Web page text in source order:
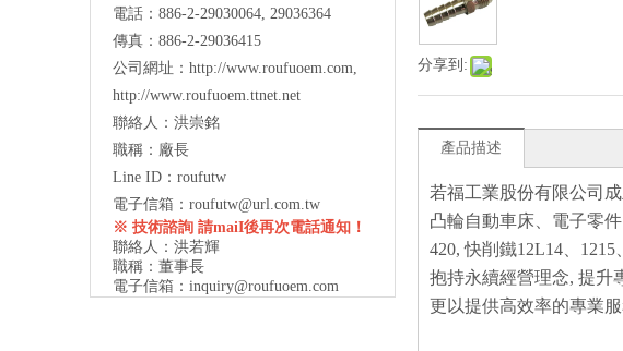
電話：886-2-29030064, 29036364
傳真：886-2-29036415
公司網址： http://www.roufuoem.com,
http://www.roufuoem.ttnet.net
聯絡人：洪崇銘
職稱：廠長
Line ID：roufutw
電子信箱： roufutw@url.com.tw
※ 技術諮詢 請maiI後再次電話通知！
聯絡人：洪若輝
職稱：董事長
電子信箱： inquiry@roufuoem.com
分享到:
產品描述
若福工業股份有限公司
凸輪自動車床、電子零
420, 快削鐵12L14、1215
抱持永續經營理念, 提升
更以提供高效率的專業